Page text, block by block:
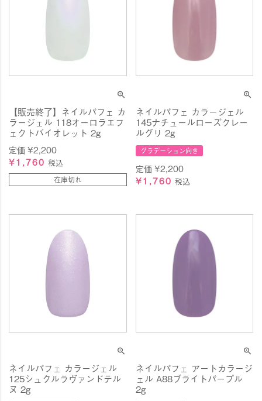
【販売終了】ネイルパフェ カ
ラージェル 118オーロラエフ
ェクトバイオレット 2g
定価¥2,200
¥1,760 税込
在庫切れ
ネイルパフェ カラージェル
145ナチュールローズクレー
ルグリ 2g
グラデーション向き
定価 ¥2,200
¥1,760 税込
ネイルパフェ カラージェル
125シュクルラヴァンドテル
ヌ 2g
ネイルパフェ アートカラージ
ェル A88ブライトパープル
2g